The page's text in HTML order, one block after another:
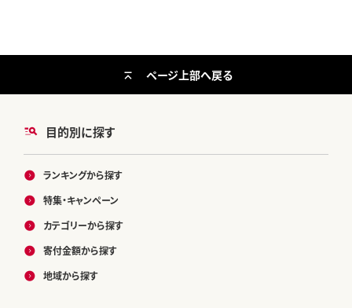
目的別に探す
ランキングから探す
特集・キャンペーン
カテゴリーから探す
寄付金額から探す
地域から探す
ページ上部へ戻る